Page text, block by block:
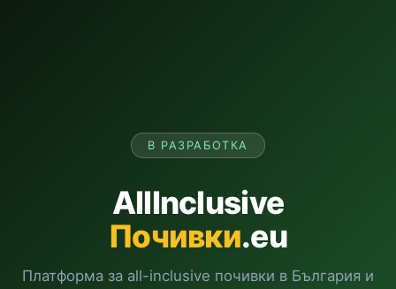
В РАЗРАБОТКА
AllInclusive
Почивки.eu
Платформа за all-inclusive почивки в България и